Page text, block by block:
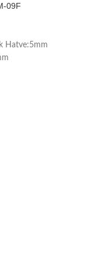
09F
Hatve:5mm